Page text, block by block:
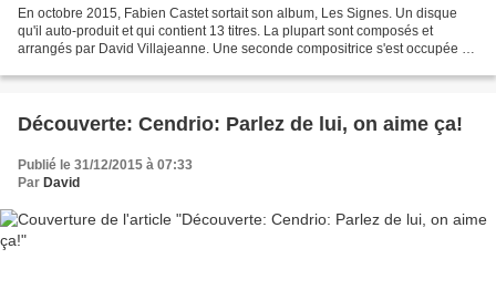
En octobre 2015, Fabien Castet sortait son album, Les Signes. Un disque
qu'il auto-produit et qui contient 13 titres. La plupart sont composés et
arrangés par David Villajeanne. Une seconde compositrice s'est occupée de
Découverte: Cendrio: Parlez de lui, on aime ça!
Publié le 31/12/2015 à 07:33
Par David